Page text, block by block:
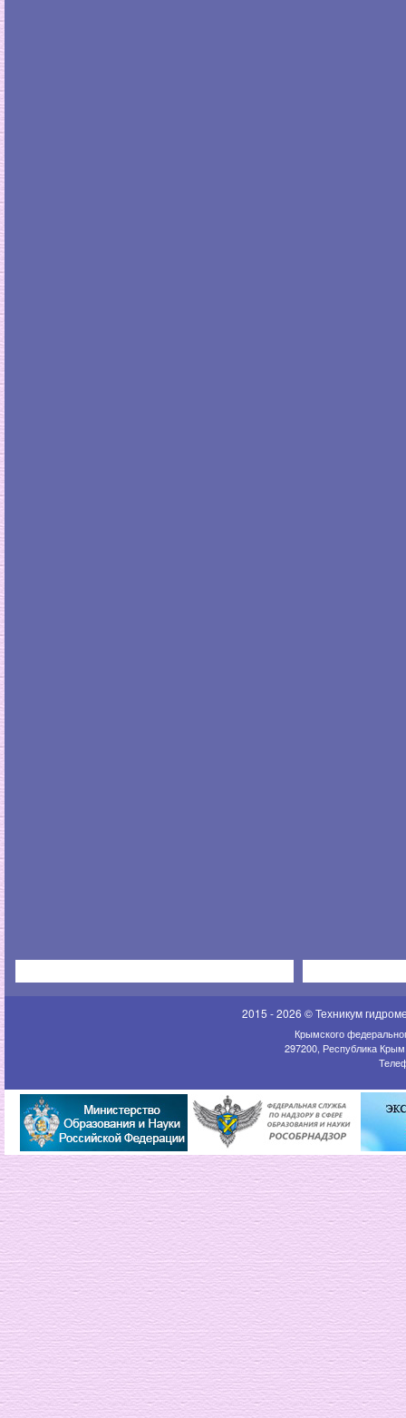
2015 - 2026 © Техникум
Крымского
297200, Республика